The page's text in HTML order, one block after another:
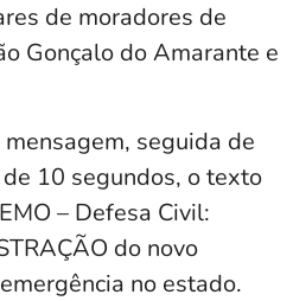
de moradores de
Gonçalo do Amarante e
seguida de
10 segundos, o texto
– Defesa Civil:
do novo
no estado.